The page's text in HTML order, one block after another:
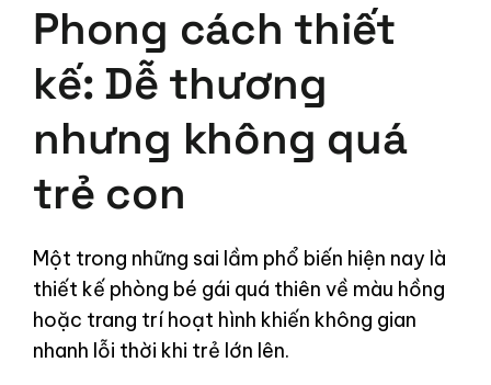
Phong cách thiết
kế: Dễ thương
nhưng không quá
trẻ con
Một trong những sai lầm phổ biến hiện nay là
thiết kế phòng bé gái quá thiên về màu hồng
hoặc trang trí hoạt hình khiến không gian
nhanh lỗi thời khi trẻ lớn lên.